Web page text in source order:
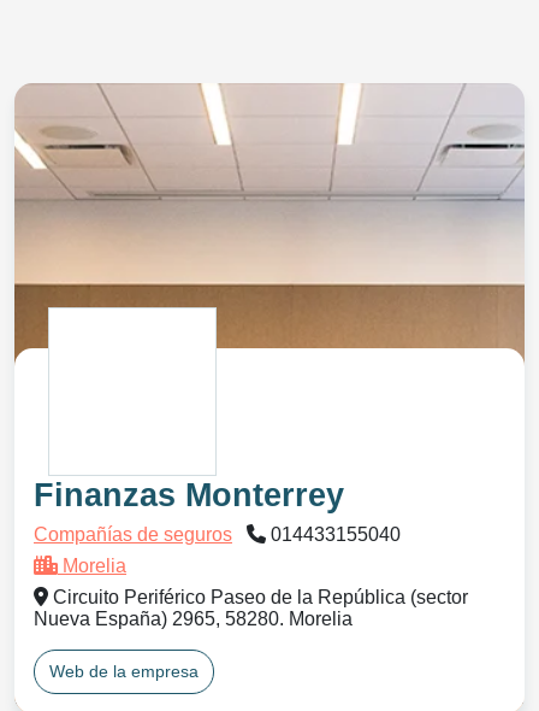
Finanzas Monterrey
Compañías de seguros
014433155040
Morelia
Circuito Periférico Paseo de la República (sector
Nueva España) 2965, 58280. Morelia
Web de la empresa